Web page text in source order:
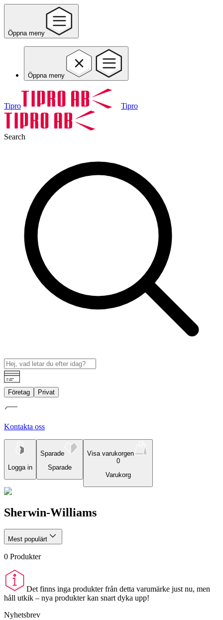
Öppna meny
Öppna meny
Tipro Tipro
Search
Företag Privat
Kontakta oss
Logga in
Sparade
Sparade
Visa varukorgen
0
Varukorg
Sherwin-Williams
Mest populärt
0 Produkter
Det finns inga produkter från detta varumärke just nu, men
håll utkik – nya produkter kan snart dyka upp!
Nyhetsbrev